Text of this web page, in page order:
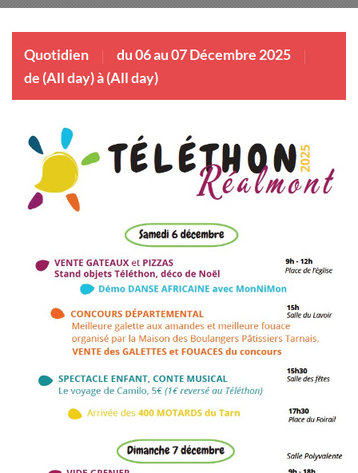
Quotidien
du 06 au 07 Décembre 2025
de (All day) à (All day)